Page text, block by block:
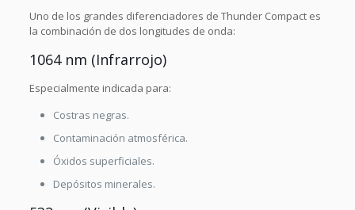
Uno de los grandes diferenciadores de Thunder Compact es
la combinación de dos longitudes de onda:
1064 nm (Infrarrojo)
Especialmente indicada para:
Costras negras.
Contaminación atmosférica.
Óxidos superficiales.
Depósitos minerales.